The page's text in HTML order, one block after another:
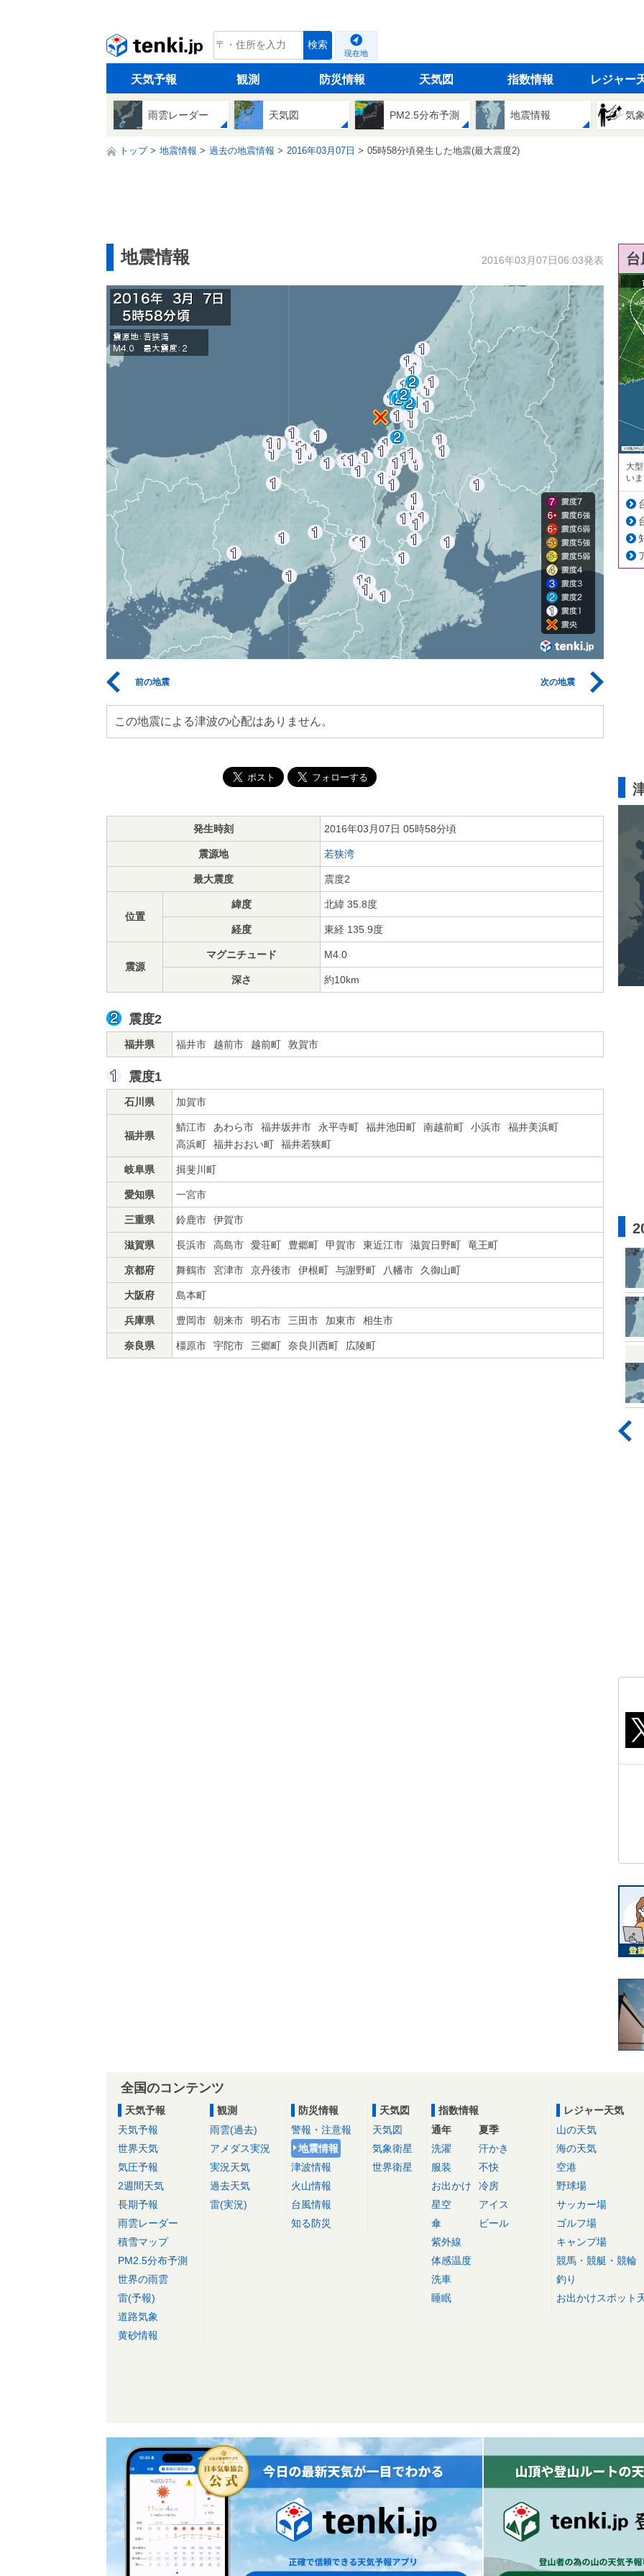
tenki.jp 検索
現在地
天気予報 観測 防災情報 天気図 指数情報 レジャー
雨雲レーダー 天気図 PM2.5分布予測 地震情報 気
トップ 地震情報 過去の地震情報 2016年03月07日 05時58分頃発生した地震(最大震度2)
地震情報 2016年03月07日06:03発表
前の地震 次の地震
この地震による津波の心配はありません。
発生時刻 2016年03月07日 05時58分頃
震源地 若狭湾
最大震度 震度2
位置
緯度 北緯 35.8度
経度 東経 135.9度
震源
マグニチュード M4.0
深さ 約10km
震度2
福井県 福井市 越前市 越前町 敦賀市
震度1
石川県 加賀市
福井県
鯖江市 あわら市 福井坂井市 永平寺町 福井池田町 南越前町 小浜市
福井美浜町
高浜町
福井おおい町 福井若狭町
岐阜県 揖斐川町
愛知県 一宮市
三重県 鈴鹿市 伊賀市
滋賀県 長浜市 高島市 愛荘町 豊郷町 甲賀市 東近江市 滋賀日野町 竜王町
京都府 舞鶴市 宮津市 京丹後市 伊根町 与謝野町 八幡市 久御山町
大阪府 島本町
兵庫県 豊岡市 朝来市 明石市 三田市 加東市 相生市
奈良県 橿原市 宇陀市 三郷町 奈良川西町 広陵町
大
い
全国のコンテンツ
天気予報
天気予報
世界天気
気圧予報
2週間天気
長期予報
雨雲レーダー
積雪マップ
PM2.5分布予測
世界の雨雲
雷(予報)
道路気象
黄砂情報
観測
雨雲(過去)
アメダス実況
実況天気
過去天気
雷(実況)
防災情報
警報・注意報
地震情報
津波情報
火山情報
台風情報
知る防災
天気図
天気図
気象衛星
世界衛星
指数情報
通年
洗濯
服装
お出かけ
星空
傘
紫外線
体感温度
洗車
睡眠
夏季
汗かき
不快
冷房
アイス
ビール
レジャー天気
山の天気
海の天気
空港
野球場
サッカー場
ゴルフ場
キャンプ場
競馬・競艇・競輪
釣り
お出かけスポット